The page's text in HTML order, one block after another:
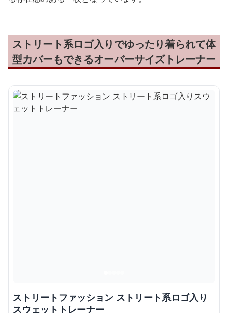
ストリート系ロゴ入りでゆったり着られて体
型カバーもできるオーバーサイズトレーナー
ストリートファッション ストリート系ロゴ入り
スウェットトレーナー